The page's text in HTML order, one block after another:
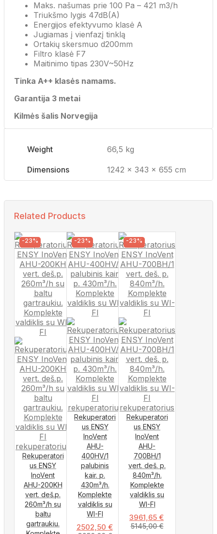
Maks. našumas prie 100 Pa – 421 m3/h
Triukšmo lygis 47dB(A)
Energijos efektyvumo klasė A
Jugiamas į vienfazį tinklą
Ortakių skersmuo d200mm
Filtro klasė F7
Maitinimo tipas 230V~50Hz
Tinka A++ klasės namams.
Garantija 3 metai
Kilmės šalis Norvegija
Weight 66,5 kg
Dimensions 1242 × 343 × 655 cm
Related Products
-23%
Rekuperatori
us ENSY
InoVent
AHU-200KH
vert. deš.p.
260m³/h su
baltu
gartraukiu.
-23%
Rekuperatori
us ENSY
InoVent
AHU-
400HV/1
palubinis
kair. p.
430m³/h.
Komplekte
valdiklis su
WI-FI
2502,50 €
-23%
Rekuperatori
us ENSY
InoVent
AHU-
700BH/1
vert. deš. p.
840m³/h.
Komplekte
valdiklis su
WI-FI
3961,65 €
5145,00€